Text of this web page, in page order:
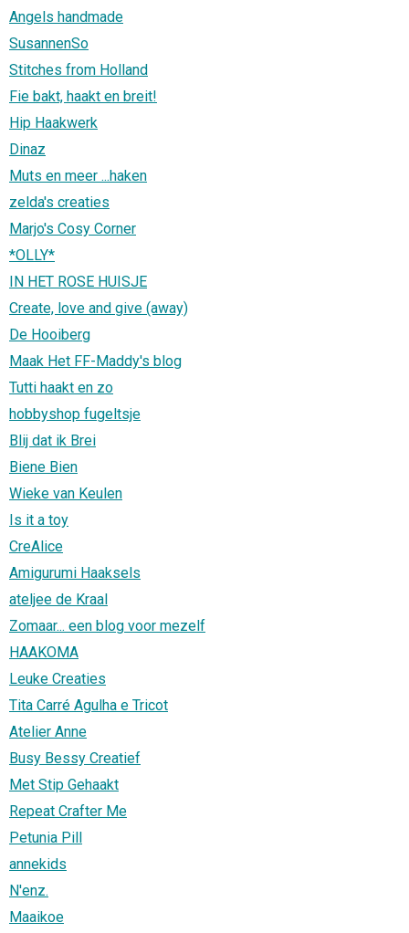
Angels handmade
SusannenSo
Stitches from Holland
Fie bakt, haakt en breit!
Hip Haakwerk
Dinaz
Muts en meer ...haken
zelda's creaties
Marjo's Cosy Corner
*OLLY*
IN HET ROSE HUISJE
Create, love and give (away)
De Hooiberg
Maak Het FF-Maddy's blog
Tutti haakt en zo
hobbyshop fugeltsje
Blij dat ik Brei
Biene Bien
Wieke van Keulen
Is it a toy
CreAlice
Amigurumi Haaksels
ateljee de Kraal
Zomaar... een blog voor mezelf
HAAKOMA
Leuke Creaties
Tita Carré Agulha e Tricot
Atelier Anne
Busy Bessy Creatief
Met Stip Gehaakt
Repeat Crafter Me
Petunia Pill
annekids
N'enz.
Maaikoe